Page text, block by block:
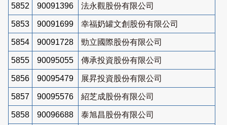
5852 90091396 法永觀股份有限公司
5853 90091699 幸福奶罐文創股份有限公司
5854 90091728 勁立國際股份有限公司
5855 90095055 傳承投資股份有限公司
5856 90095479 展昇投資股份有限公司
5857 90095576 紹芝成股份有限公司
5858 90096688 泰旭昌股份有限公司